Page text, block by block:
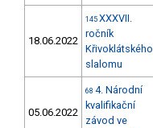
18.06.2022
145 XXXVII.
ročník
Křivoklátského
slalomu
05.06.2022
68 4. Národní
kvalifikační
závod ve